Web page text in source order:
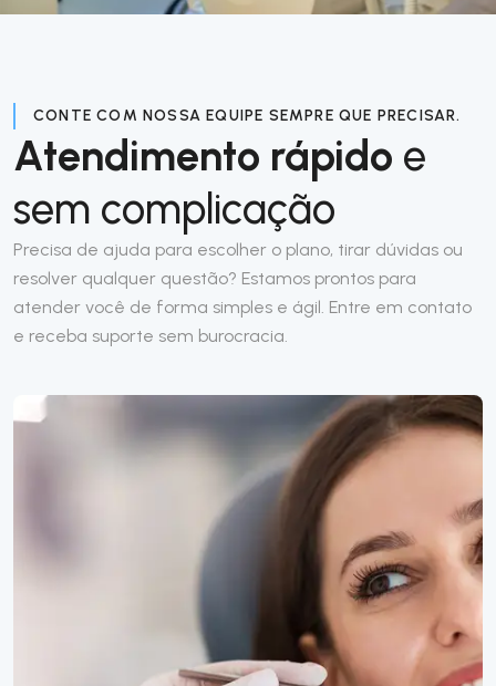
CONTE COM NOSSA EQUIPE SEMPRE QUE PRECISAR.
Atendimento rápido e
sem complicação
Precisa de ajuda para escolher o plano, tirar dúvidas ou
resolver qualquer questão? Estamos prontos para
atender você de forma simples e ágil. Entre em contato
e receba suporte sem burocracia.